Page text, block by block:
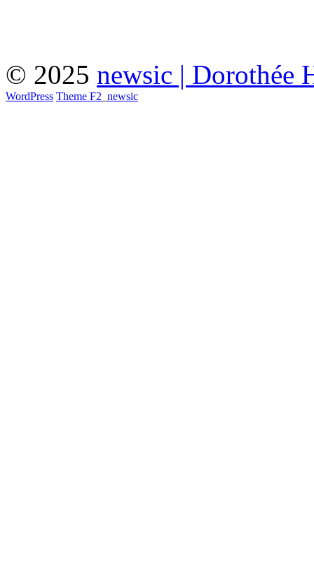
© 2025 newsic | Dorothée
WordPress Theme F2 newsic